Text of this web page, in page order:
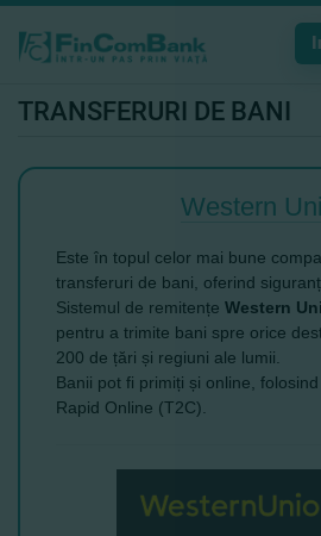
TRANSFERURI DE BANI
Western
Este în topul celor mai bune
transferuri de bani, oferind
Sistemul de remitențe Western
pentru a trimite bani spre orice
200 de țări și regiuni ale lumii.
Banii pot fi primiți și online,
Rapid Online (T2C).